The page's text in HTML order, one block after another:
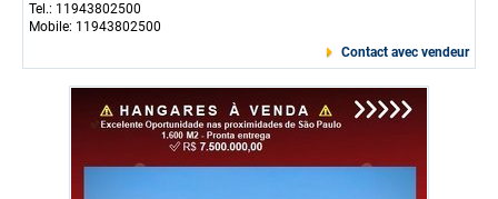
Tel.: 11943802500
Mobile: 11943802500
Contact avec vendeur